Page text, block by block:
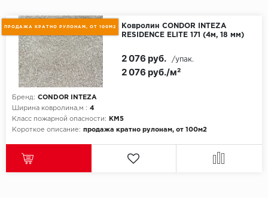
ПРОДАЖА КРАТНО РУЛОНАМ, ОТ 100М2
Ковролин CONDOR INTEZA
RESIDENCE ELITE 171 (4м, 18 мм)
Бренд: CONDOR INTEZA
Ширина ковролина,м : 4
Класс пожарной опасности:
КМ5
Короткое описание: продажа кратно рулонам, от 100м2
2 076 руб./м²
2 076 руб. /упак.